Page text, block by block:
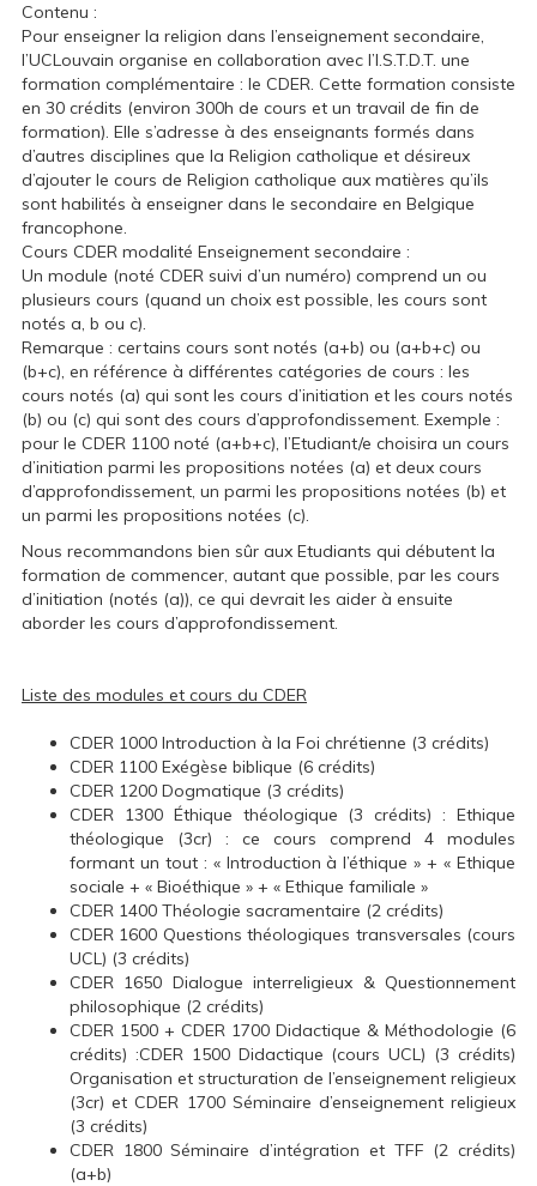
Contenu :
Pour enseigner la religion dans l’enseignement secondaire,
l’UCLouvain organise en collaboration avec l’I.S.T.D.T. une
formation complémentaire : le CDER. Cette formation consiste
en 30 crédits (environ 300h de cours et un travail de fin de
formation). Elle s’adresse à des enseignants formés dans
d’autres disciplines que la Religion catholique et désireux
d’ajouter le cours de Religion catholique aux matières qu’ils
sont habilités à enseigner dans le secondaire en Belgique
francophone.
Cours CDER modalité Enseignement secondaire :
Un module (noté CDER suivi d’un numéro) comprend un ou
plusieurs cours (quand un choix est possible, les cours sont
notés a, b ou c).
Remarque : certains cours sont notés (a+b) ou (a+b+c) ou
(b+c), en référence à différentes catégories de cours : les
cours notés (a) qui sont les cours d’initiation et les cours notés
(b) ou (c) qui sont des cours d’approfondissement. Exemple :
pour le CDER 1100 noté (a+b+c), l’Etudiant/e choisira un cours
d’initiation parmi les propositions notées (a) et deux cours
d’approfondissement, un parmi les propositions notées (b) et
un parmi les propositions notées (c).
Nous recommandons bien sûr aux Etudiants qui débutent la
formation de commencer, autant que possible, par les cours
d’initiation (notés (a)), ce qui devrait les aider à ensuite
aborder les cours d’approfondissement.
Liste des modules et cours du CDER
CDER 1000 Introduction à la Foi chrétienne (3 crédits)
CDER 1100 Exégèse biblique (6 crédits)
CDER 1200 Dogmatique (3 crédits)
CDER 1300 Éthique théologique (3 crédits) : Ethique
théologique (3cr) : ce cours comprend 4 modules
formant un tout : « Introduction à l’éthique » + « Ethique
sociale + « Bioéthique » + « Ethique familiale »
CDER 1400 Théologie sacramentaire (2 crédits)
CDER 1600 Questions théologiques transversales (cours
UCL) (3 crédits)
CDER 1650 Dialogue interreligieux & Questionnement
philosophique (2 crédits)
CDER 1500 + CDER 1700 Didactique & Méthodologie (6
crédits) :CDER 1500 Didactique (cours UCL) (3 crédits)
Organisation et structuration de l’enseignement religieux
(3cr) et CDER 1700 Séminaire d’enseignement religieux
(3 crédits)
CDER 1800 Séminaire d’intégration et TFF (2 crédits)
(a+b)